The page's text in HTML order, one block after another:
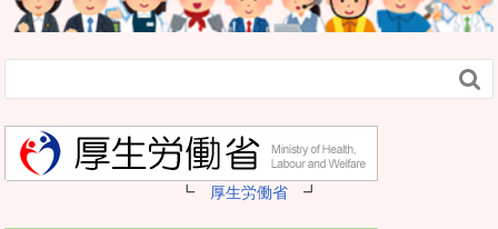

┗ 厚生労働省 ┛